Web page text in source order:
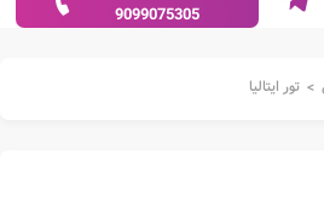
9099075305
> تور ایتالیا